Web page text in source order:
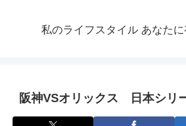
私のライフスタイル あなた
阪神VSオリックス 日本シリ